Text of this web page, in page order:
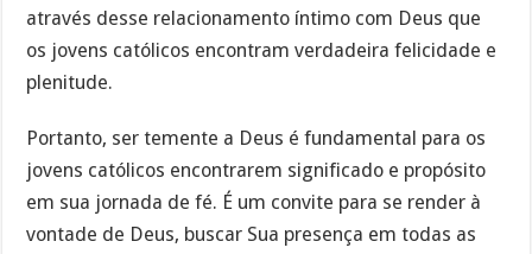
através desse relacionamento íntimo com Deus que
os jovens católicos encontram verdadeira felicidade e
plenitude.
Portanto, ser temente a Deus é fundamental para os
jovens católicos encontrarem significado e propósito
em sua jornada de fé. É um convite para se render à
vontade de Deus, buscar Sua presença em todas as